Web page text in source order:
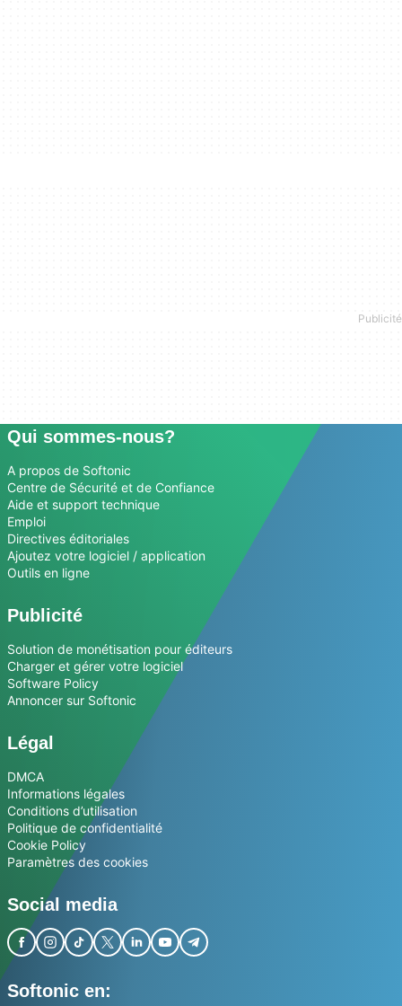
Qui sommes-nous?
A propos de Softonic
Centre de Sécurité et de Confiance
Aide et support technique
Emploi
Directives éditoriales
Ajoutez votre logiciel / application
Outils en ligne
Publicité
Solution de monétisation pour éditeurs
Charger et gérer votre logiciel
Software Policy
Annoncer sur Softonic
Légal
DMCA
Informations légales
Conditions d’utilisation
Politique de confidentialité
Cookie Policy
Paramètres des cookies
Social media
Softonic en: